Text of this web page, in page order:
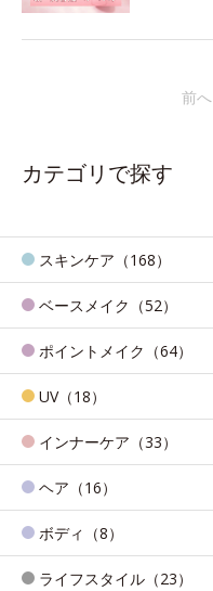
前へ
カテゴリで探す
スキンケア（168）
ベースメイク（52）
ポイントメイク（64）
UV（18）
インナーケア（33）
ヘア（16）
ボディ（8）
ライフスタイル（23）